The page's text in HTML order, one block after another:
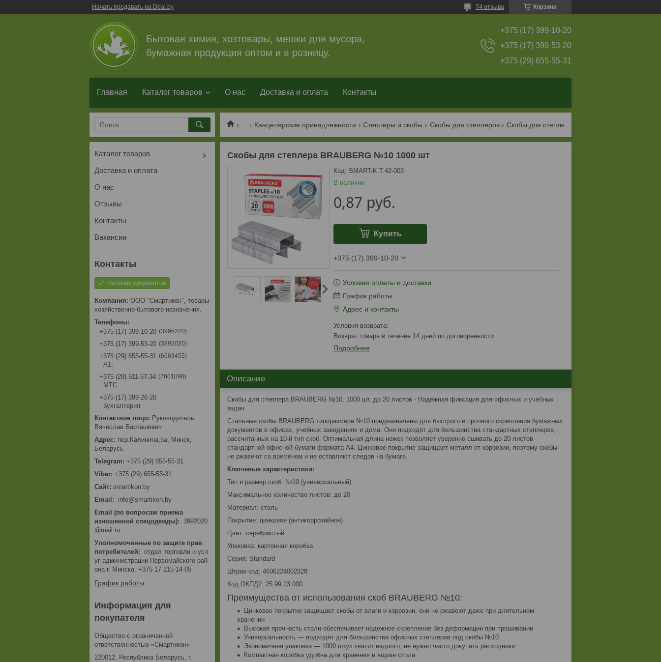
Начать продавать на Deal.by Корзина
74 отзыва
Бытовая химия, хозтовары, мешки для мусора,
бумажная продукция оптом и в розницу.
+375 (17) 399-10-20
+375 (17) 399-53-20
+375 (29) 655-55-31
Главная Каталог товаров О нас Доставка и оплата Контакты
Канцелярские принадлежности Степлеры и скобы Скобы для степлеров
Скобы для степлера BRAUBERG №10 1000 шт
В наличии
Код: SMART-K.T.42-003
0,87 руб.
Купить
+375 (17) 399-10-20
Условия оплаты и доставки
График работы
Адрес и контакты
возврат товара в течение 14 дней по договоренности
Подробнее
Описание
Скобы для степлера BRAUBERG №10, 1000 шт, до 20 листов - Надежная фиксация для офисных и учебных
задач
Стальные скобы BRAUBERG типоразмера №10 предназначены для быстрого и прочного скрепления бумажных
документов в офисах, учебных заведениях и дома. Они подходят для большинства стандартных степлеров,
рассчитанных на 10-й тип скоб. Оптимальная длина ножек позволяет уверенно сшивать до 20 листов
стандартной офисной бумаги формата А4. Цинковое покрытие защищает металл от коррозии, поэтому скобы
не ржавеют со временем и не оставляют следов на бумаге.
Ключевые характеристики:
Тип и размер скоб: №10 (универсальный)
Максимальное количество листов: до 20
Материал: сталь
Покрытие: цинковое (антикоррозийное)
Цвет: серебристый
Упаковка: картонная коробка
Серия: Standard
Штрих-код: 4606224002828
Код ОКПД2: 25.99.23.000
Преимущества от использования скоб BRAUBERG №10:
Цинковое покрытие защищает скобы от влаги и коррозии, они не ржавеют даже при длительном
хранении
Высокая прочность стали обеспечивает надежное скрепление без деформации при прошивании
Универсальность — подходят для большинства офисных степлеров под скобы №10
Экономичная упаковка — 1000 штук хватит надолго, не нужно часто докупать расходники
Компактная коробка удобна для хранения в ящике стола
Каталог товаров
Доставка и оплата
О нас
Отзывы
Контакты
Вакансии
Наличие документов
ООО "Смартикон", товары
хозяйственно-бытового назначения.
+375 (17) 399-10-20 3995220
+375 (17) 399-53-20 3992020
+375 (29) 655-55-31 6669455
A1;
+375 (29) 511-57-34
7601090
МТС
+375 (17) 399-26-20
бухгалтерия
Руководитель
Вячеслав Барташевич
пер.Калинина,5а, Минск,
Беларусь
+375 (29) 655-55-31
+375 (29) 655-55-31
smartikon.by
Email
info@smartikon.by
Email (по вопросам приема
изношенной спецодежды)
3992020
@mail.ru
Уполномоченные по защите прав
потребителей
отдел торговли и усл
уг администрации Первомайского рай
она г. Минска, +375 17 215-14-65.
График работы
Информация для
покупателя
Общество с ограниченной
ответственностью «Смартикон»
220012, Республика Беларусь, г.